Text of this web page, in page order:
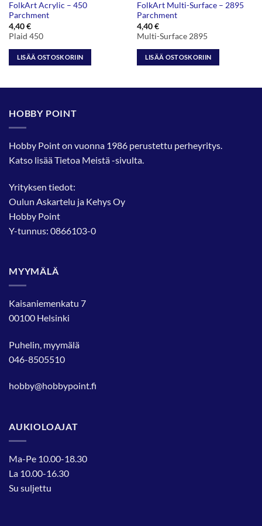
FolkArt Acrylic – 450
Parchment
4,40€
Plaid 450
LISÄÄ OSTOSKORIIN
FolkArt Multi-Surface – 2895
Parchment
4,40€
Multi-Surface 2895
LISÄÄ OSTOSKORIIN
HOBBY POINT
Hobby Point on vuonna 1986 perustettu perheyritys.
Katso lisääTietoa Meistä-sivulta.
Yrityksen tiedot:
Oulun Askartelu ja Kehys Oy
Hobby Point
Y-tunnus: 0866103-0
MYYMÄLÄ
Kaisaniemenkatu 7
00100 Helsinki
Puhelin, myymälä
046-8505510
hobby@hobbypoint.fi
AUKIOLOAJAT
Ma-Pe 10.00-18.30
La 10.00-16.30
Su suljettu